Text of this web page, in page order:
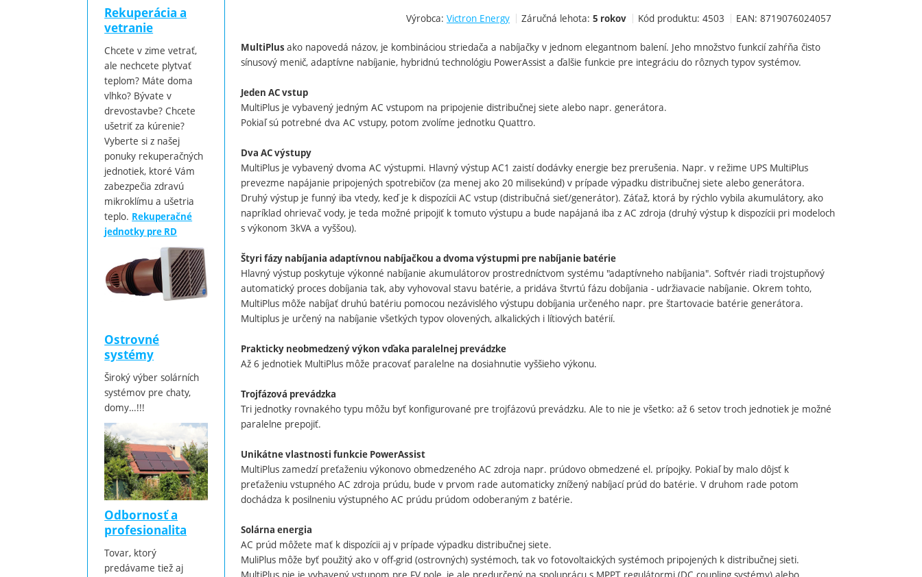
Výrobca: Victron Energy Záručná lehota: 5 rokov Kód produktu: 4503 EAN: 8719076024057
MultiPlus ako napovedá názov, je kombináciou striedača a nabíjačky v jednom elegantnom balení. Jeho množstvo funkcií zahŕňa čisto
sínusový menič, adaptívne nabíjanie, hybridnú technológiu PowerAssist a ďalšie funkcie pre integráciu do rôznych typov systémov.
Jeden AC vstup
MultiPlus je vybavený jedným AC vstupom na pripojenie distribučnej siete alebo napr. generátora.
Pokiaľ sú potrebné dva AC vstupy, potom zvolíme jednotku Quattro.
Dva AC výstupy
MultiPlus je vybavený dvoma AC výstupmi. Hlavný výstup AC1 zaistí dodávky energie bez prerušenia. Napr. v režime UPS MultiPlus
prevezme napájanie pripojených spotrebičov (za menej ako 20 milisekúnd) v prípade výpadku distribučnej siete alebo generátora.
Druhý výstup je funný iba vtedy, keď je k dispozícii AC vstup (distribučná sieť/generátor). Záťaž, ktorá by rýchlo vybila akumulátory, ako
napríklad ohrievač vody, je teda možné pripojiť k tomuto výstupu a bude napájaná iba z AC zdroja (druhý výstup k dispozícii pri modeloch
s výkonom 3kVA a vyššou).
Štyri fázy nabíjania adaptívnou nabíjačkou a dvoma výstupmi pre nabíjanie batérie
Hlavný výstup poskytuje výkonné nabíjanie akumulátorov prostredníctvom systému "adaptívneho nabíjania". Softvér riadi trojstupňový
automatický proces dobíjania tak, aby vyhovoval stavu batérie, a pridáva štvrtú fázu dobíjania - udržiavacie nabíjanie. Okrem tohto,
MultiPlus môže nabíjať druhú batériu pomocou nezávislého výstupu dobíjania určeného napr. pre štartovacie batérie generátora.
Multiplus je určený na nabíjanie všetkých typov olovených, alkalických i lítiových batérií.
Prakticky neobmedzený výkon vďaka paralelnej prevádzke
Až 6 jednotiek MultiPlus môže pracovať paralelne na dosiahnutie vyššieho výkonu.
Trojfázová prevádzka
Tri jednotky rovnakého typu môžu byť konfigurované pre trojfázovú prevádzku. Ale to nie je všetko: až 6 setov troch jednotiek je možné
paralelne prepojiť.
Unikátne vlastnosti funkcie PowerAssist
MultiPlus zamedzí preťaženiu výkonovo obmedzeného AC zdroja napr. prúdovo obmedzené el. prípojky. Pokiaľ by malo dôjsť k
preťaženiu vstupného AC zdroja prúdu, bude v prvom rade automaticky znížený nabíjací prúd do batérie. V druhom rade potom
dochádza k posilneniu výstupného AC prúdu prúdom odoberaným z batérie.
Solárna energia
AC prúd môžete mať k dispozícii aj v prípade výpadku distribučnej siete.
MuliPlus môže byť použitý ako v off-grid (ostrovných) systémoch, tak vo fotovoltaických systémoch pripojených k distribučnej sieti.
Rekuperácia a
vetranie
Chcete v zime vetrať,
ale nechcete plytvať
teplom? Máte doma
vlhko? Bývate v
drevostavbe? Chcete
ušetriť za kúrenie?
Vyberte si z našej
ponuky rekuperačných
jednotiek, ktoré Vám
zabezpečia zdravú
mikroklímu a ušetria
teplo. Rekuperačné
jednotky pre RD
Ostrovné
systémy
Široký výber solárních
systémov pre chaty,
domy…!!!
Odbornosť a
profesionalita
Tovar, ktorý
predávame tiež aj